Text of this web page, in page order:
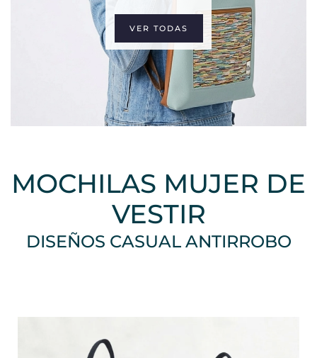
VER TODAS
MOCHILAS MUJER DE
VESTIR
DISEÑOS CASUAL ANTIRROBO